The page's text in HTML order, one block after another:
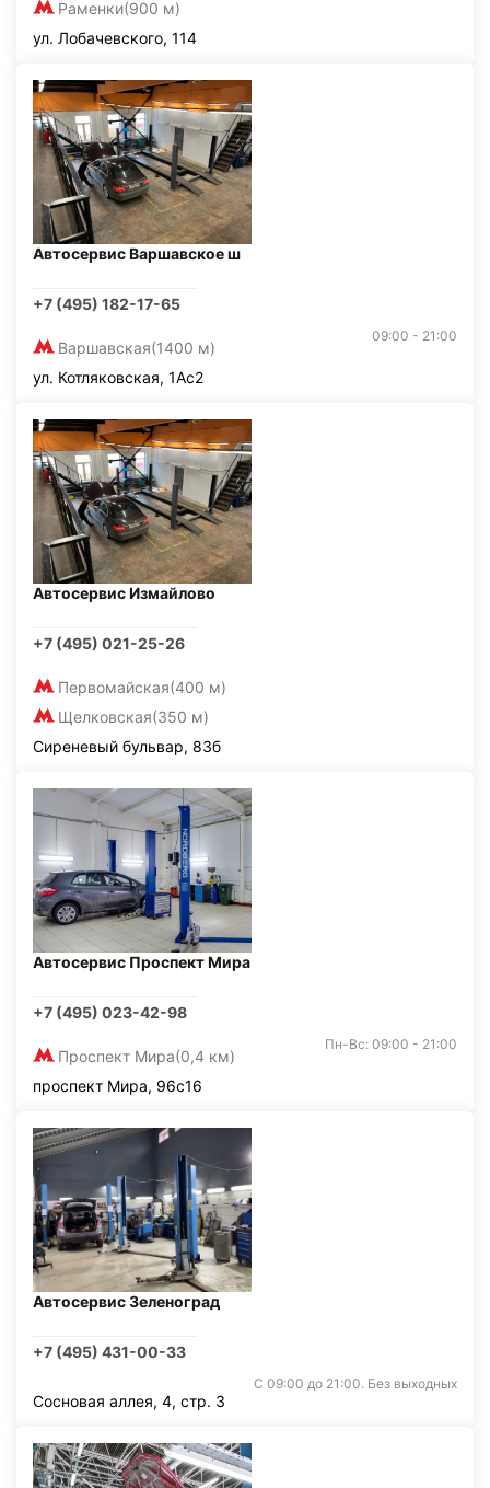
Раменки(900 м)
ул. Лобачевского, 114
Автосервис Варшавское ш
+7 (495) 182-17-65
Варшавская(1400 м)
09:00 - 21:00
ул. Котляковская, 1Ас2
Автосервис Измайлово
+7 (495) 021-25-26
Первомайская(400 м)
Щелковская(350 м)
Сиреневый бульвар, 83б
Автосервис Проспект Мира
+7 (495) 023-42-98
Проспект Мира(0,4 км)
Пн-Вс: 09:00 - 21:00
проспект Мира, 96с16
Автосервис Зеленоград
+7 (495) 431-00-33
С 09:00 до 21:00. Без выходных
Сосновая аллея, 4, стр. 3